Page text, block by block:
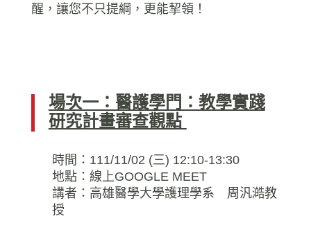
醒， 讓您不只提綱，更能挈領！
場次一：醫護學門：教學實踐
研究計畫審查觀點
時間：111/11/02 (三) 12:10-13:30
地點：線上GOOGLE MEET
講者：高雄醫學大學護理學系 周汎澔教
授